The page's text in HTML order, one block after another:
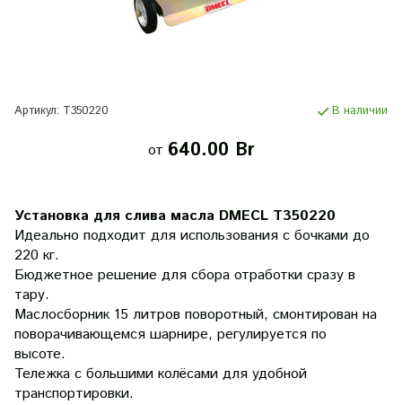
Артикул: T350220 В наличии
от 640.00 Br
Установка для слива масла DMECL T350220
Идеально подходит для использования c бочками до
220 кг.
Бюджетное решение для сбора отработки сразу в
тару.
Маслосборник 15 литров поворотный, смонтирован на
поворачивающемся шарнире, регулируется по
высоте.
Тележка с большими колёсами для удобной
транспортировки.